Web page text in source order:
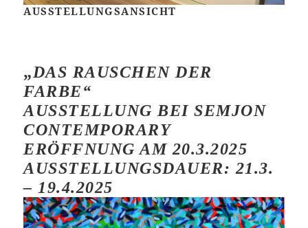
AUSSTELLUNGSANSICHT
„DAS RAUSCHEN DER
FARBE“
AUSSTELLUNG BEI SEMJON
CONTEMPORARY
ERÖFFNUNG AM 20.3.2025
AUSSTELLUNGSDAUER: 21.3.
– 19.4.2025